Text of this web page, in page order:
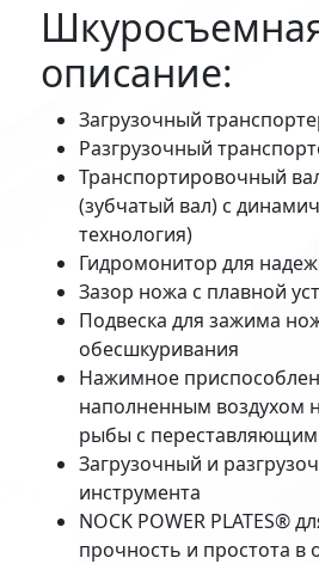
описание:
Загрузочный
Разгрузочный
Транспортировочный
(зубчатый вал) с
технология)
Гидромонитор для
Зазор ножа с плавной
Подвеска для зажима
обесшкуривания
Нажимное
наполненным воздухом
рыбы с
Загрузочный и
инструмента
NOCK POWER
прочность и простота в